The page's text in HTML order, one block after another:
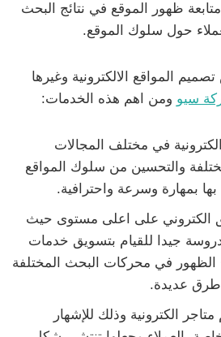
ظهور الموقع في نتائج البحث
حول سلوك الموقع.
المواقع الالكترونية وغيرها
سيو ومن اهم هذه الخدمات:
الكترونية في مختلف المجالات
والتحسين من سلوك المواقع
بمهارة وسرعة واحترافية.
الكتروني على اعلى مستوى حيث
جيدا للقيام بتسويق خدمات
الظهور في محركات البحث المختلفة
عديدة.
الكترونية وذلك للإشهار